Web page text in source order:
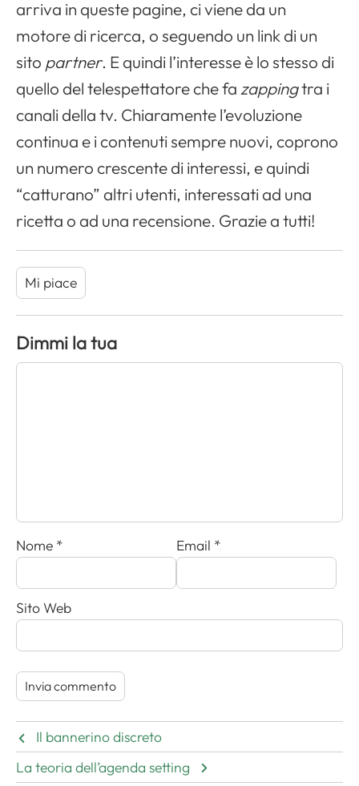
arriva in queste pagine, ci viene da un
motore di ricerca, o seguendo un link di un
sito partner. E quindi l’interesse è lo stesso di
quello del telespettatore che fa zappingtra i
canali della tv. Chiaramente l’evoluzione
continua e i contenuti sempre nuovi, coprono
un numero crescente di interessi, e quindi
“catturano” altri utenti, interessati ad una
ricetta o ad una recensione. Grazie a tutti!
Mi piace
Dimmi la tua
Nome * Email *
Sito Web
Il bannerino discreto
La teoria dell’agenda setting